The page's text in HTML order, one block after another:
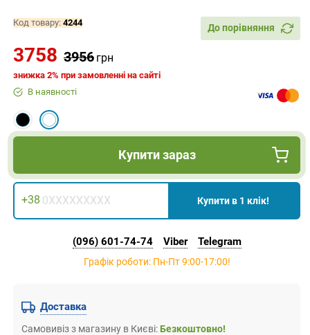
До порівняння
Код товару: 4244
3758 3956 грн
знижка 2% при замовленні на сайті
В наявності
Купити зараз
+38 Купити в 1 клік!
(096) 601-74-74 Viber Telegram
Графік роботи: Пн-Пт 9:00-17:00!
Доставка
Самовивіз з магазину в Києві:Безкоштовно!